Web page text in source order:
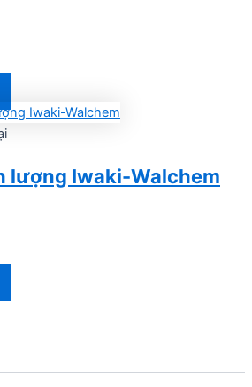
lượng Iwaki-Walchem